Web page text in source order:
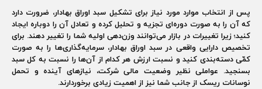
پس از انتخاب موارد مورد نیاز برای تشکیل سبد اوراق بهادار، ضرورت دارد
که آن را به صورت دوره‌ای تجزیه و تحلیل کرده و تعادل آن را دوباره ایجاد
کنید؛ زیرا تغییرات در بازار می‌توانند وزن‌دهی اولیه شما را تغییر دهند. برای
تخصیص دارایی واقعی در سبد اوراق بهادار، سرمایه‌گذاری‌ها را به صورت
کمّی دسته‌بندی کنید و نسبت ارزش هر کدام از آن‌ها را نسبت به کل سبد
بسنجید. عواملی نظیر وضعیت مالی شرکت، نیازهای آینده و تحمل
نوسانات ریسک از جانب شما نیز از اهمیت زیادی برخوردارند.